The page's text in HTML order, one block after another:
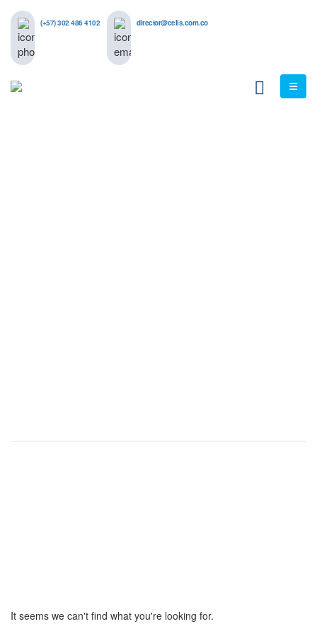
(+57) 302 486 4102 director@celis.com.co
It seems we can't find what you're looking for.